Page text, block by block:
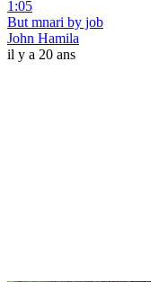
1:05
But mnari by job
John Hamila
il y a 20 ans